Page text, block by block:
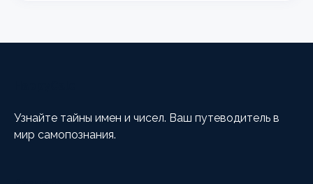
Узнайте тайны имен и чисел. Ваш путеводитель в
мир самопознания.